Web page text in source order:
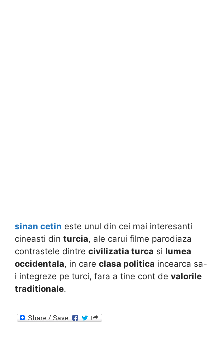
sinan cetin este unul din cei mai interesanti
cineasti din turcia, ale carui filme parodiaza
contrastele dintre civilizatia turca si lumea
occidentala, in care clasa politica incearca sa-
i integreze pe turci, fara a tine cont de valorile
traditionale.